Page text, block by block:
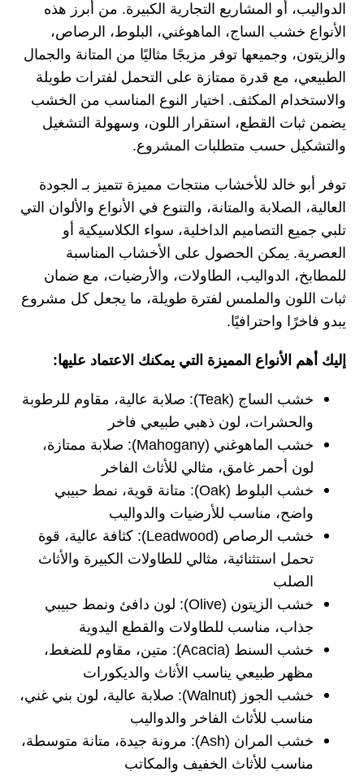
الدواليب، أو المشاريع التجارية الكبيرة. من أبرز هذه
الأنواع خشب الساج، الماهوغني، البلوط، الرصاص،
والزيتون، وجميعها توفر مزيجًا مثاليًا من المتانة والجمال
الطبيعي، مع قدرة ممتازة على التحمل لفترات طويلة
والاستخدام المكثف. اختيار النوع المناسب من الخشب
يضمن ثبات القطع، استقرار اللون، وسهولة التشغيل
والتشكيل حسب متطلبات المشروع.
توفر أبو خالد للأخشاب منتجات مميزة تتميز بـ الجودة
العالية، الصلابة والمتانة، والتنوع في الأنواع والألوان التي
تلبي جميع التصاميم الداخلية، سواء الكلاسيكية أو
العصرية. يمكن الحصول على الأخشاب المناسبة
للمطابخ، الدواليب، الطاولات، والأرضيات، مع ضمان
ثبات اللون والملمس لفترة طويلة، ما يجعل كل مشروع
يبدو فاخرًا واحترافيًا.
إليك أهم الأنواع المميزة التي يمكنك الاعتماد عليها:
خشب الساج (Teak):
صلابة عالية، مقاوم للرطوبة
والحشرات، لون ذهبي طبيعي فاخر
خشب الماهوغني (Mahogany):
صلابة ممتازة،
لون أحمر غامق، مثالي للأثاث الفاخر
خشب البلوط (Oak):
متانة قوية، نمط حبيبي
واضح، مناسب للأرضيات والدواليب
خشب الرصاص (Leadwood):
كثافة عالية، قوة
تحمل استثنائية، مثالي للطاولات الكبيرة والأثاث
الصلب
خشب الزيتون (Olive):
لون دافئ ونمط حبيبي
جذاب، مناسب للطاولات والقطع اليدوية
خشب السنط (Acacia):
متين، مقاوم للضغط،
مظهر طبيعي يناسب الأثاث والديكورات
خشب الجوز (Walnut):
صلابة عالية، لون بني غني،
مناسب للأثاث الفاخر والدواليب
خشب المران (Ash):
مرونة جيدة، متانة متوسطة،
مناسب للأثاث الخفيف والمكاتب